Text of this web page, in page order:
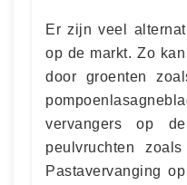
Er zijn veel
op de markt. Zo
door groenten
vervangers op
peulvruchten
Pastavervanging